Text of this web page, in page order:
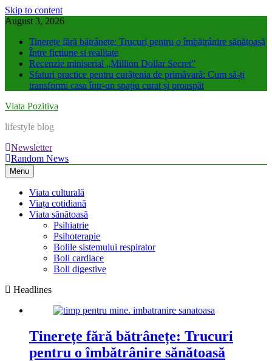
Skip to content
August 3, 2026
Tinerețe fără bătrânețe: Trucuri pentru o îmbătrânire sănătoasă
Între fictiune si realitate
Recenzie miniserial „Million Dollar Secret”
Sfaturi practice pentru curățenia de primăvară: Cum să-ți
transformi casa într-un spațiu curat și proaspăt
Viata Pozitiva
lifestyle blog
Newsletter
Random News
Menu
Viata culturală
Viața cotidiană
Viata sănătoasă
Psihiatrie
Psihoterapie
Bolile sistemului respirator
Boli cardiace
Boli digestive
Headlines
Tinerețe fără bătrânețe: Trucuri
pentru o îmbătrânire sănătoasă